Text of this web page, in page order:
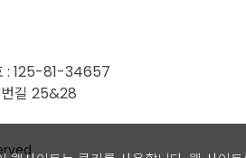
: 125-81-34657
번길 25&28